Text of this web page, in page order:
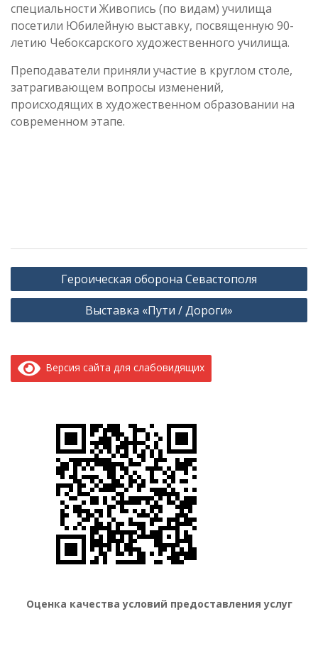
специальности Живопись (по видам) училища
посетили Юбилейную выставку, посвященную 90-
летию Чебоксарского художественного училища.
Преподаватели приняли участие в круглом столе,
затрагивающем вопросы изменений,
происходящих в художественном образовании на
современном этапе.
Навигация
по
Героическая оборона Севастополя
Выставка «Пути / Дороги»
Версия сайта для слабовидящих
Оценка качества условий предоставления услуг